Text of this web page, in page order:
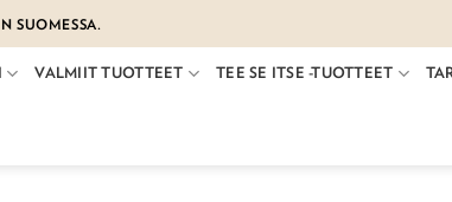
SUOMESSA.
VALMIIT TUOTTEET TEE SE ITSE -TUOTTEET